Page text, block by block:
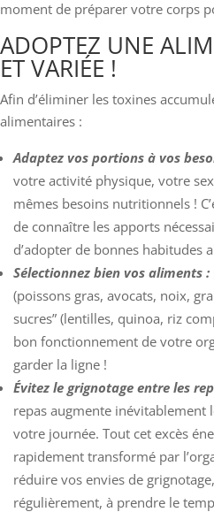
moment de préparer votre corps
ADOPTEZ UNE
ET VARIÉE !
Afin d’éliminer les toxines
alimentaires :
Adaptez vos portions à vos
votre activité physique, votre
mêmes besoins nutritionnels !
de connaître les apports
d’adopter de bonnes habitudes
Sélectionnez bien vos aliments :
(poissons gras, avocats, noix,
sucres” (lentilles, quinoa, riz
bon fonctionnement de votre
garder la ligne !
Évitez le grignotage entre les
repas augmente inévitablement
votre journée. Tout cet excès
rapidement transformé par
réduire vos envies de
régulièrement, à prendre le